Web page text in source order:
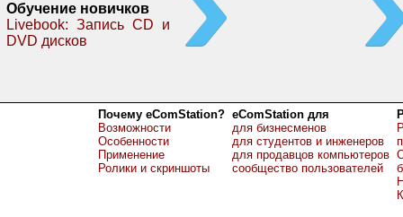
Обучение новичков
Livebook: Запись CD и
DVD дисков
Почему eComStation?
Возможности
Особенности
Применение
Ролики и скриншоты
eComStation для
для бизнесменов
для студентов и инженеров
для продавцов компьютеров
сообщество пользователей